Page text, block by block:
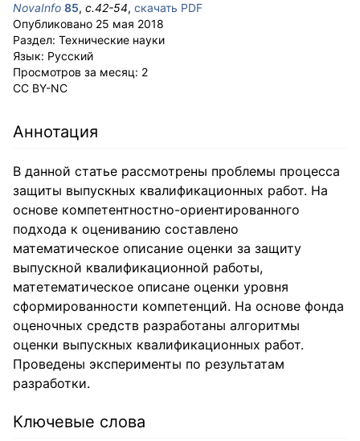
NovaInfo 85, с.42-54, скачать PDF
Опубликовано 25 мая 2018
Раздел: Технические науки
Язык: Русский
Просмотров за месяц: 2
CC BY-NC
Аннотация
В данной статье рассмотрены проблемы процесса
защиты выпускных квалификационных работ. На
основе компетентностно-ориентированного
подхода к оцениванию составлено
математическое описание оценки за защиту
выпускной квалификационной работы,
матетематическое описане оценки уровня
сформированности компетенций. На основе фонда
оценочных средств разработаны алгоритмы
оценки выпускных квалификационных работ.
Проведены эксперименты по результатам
разработки.
Ключевые слова